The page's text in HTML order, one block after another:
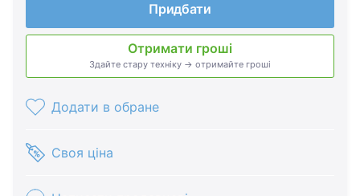
Придбати
Отримати гроші
Здайте стару техніку → отримайте гроші
Додати в обране
Своя ціна